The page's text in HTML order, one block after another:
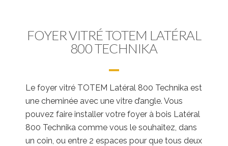
FOYER VITRÉ TOTEM LATÉRAL
800 TECHNIKA
Le foyer vitré TOTEM Latéral 800 Technika est
une cheminée avec une vitre d’angle. Vous
pouvez faire installer votre foyer à bois Latéral
800 Technika comme vous le souhaitez, dans
un coin, ou entre 2 espaces pour que tous deux